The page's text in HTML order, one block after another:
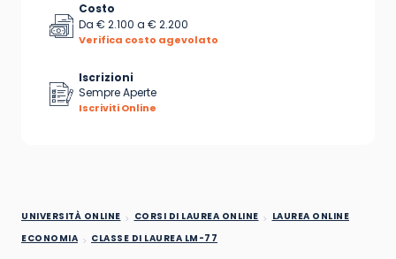
Costo
Da € 2.100 a € 2.200
Verifica costo agevolato
Iscrizioni
Sempre Aperte
Iscriviti Online
UNIVERSITÀ ONLINE CORSI DI LAUREA ONLINE
LAUREA ONLINE
ECONOMIA
CLASSE DI LAUREA LM-77